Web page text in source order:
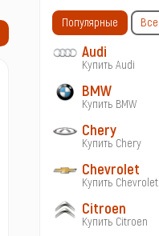
Популярные Все
Audi
Купить Audi
BMW
Купить BMW
Chery
Купить Chery
Chevrolet
Купить Chevrolet
Citroen
Купить Citroen